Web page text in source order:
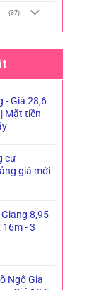
(37)
- Giá 28,6
Mặt tiền
cư
giá mới
8,95
16m - 3
Ngô Gia